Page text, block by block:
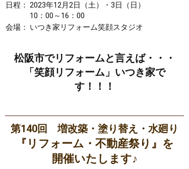
日程： 2023年12月2日（土）・3日（日）
10：00～16：00
会場： いつき家リフォーム笑顔スタジオ
松阪市でリフォームと言えば・・・
「笑顔リフォーム」いつき家で
す！！！
第140回 増改築・塗り替え・水廻り
『リフォーム・不動産祭り』を
開催いたします♪